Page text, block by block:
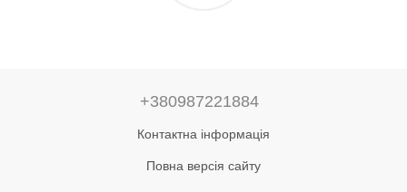
+380987221884
Контактна інформація
Повна версія сайту